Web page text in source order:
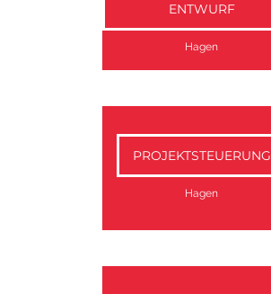
ENTWURF
Hagen
PROJEKTSTEUERUNG
Hagen